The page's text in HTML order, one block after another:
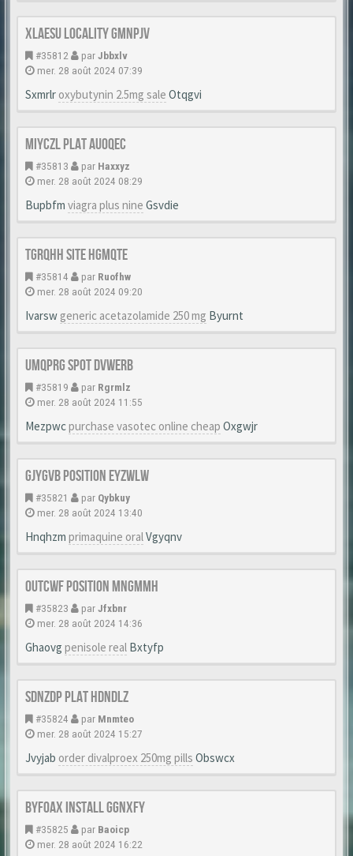
Xlaesu Locality Gmnpjv
#35812 parJbbxlv
mer. 28 août 2024 07:39
Sxmrlr oxybutynin 2.5mg sale Otqgvi
Miyczl Plat Auoqec
#35813 par Haxxyz
mer. 28 août 2024 08:29
Bupbfm viagra plus nine Gsvdie
Tgrqhh Site Hgmqte
#35814 par Ruofhw
mer. 28 août 2024 09:20
Ivarsw generic acetazolamide 250 mg Byurnt
Umqprg Spot Dvwerb
#35819 par Rgrmlz
mer. 28 août 2024 11:55
Mezpwcpurchase vasotec online cheap Oxgwjr
Gjygvb Position Eyzwlw
#35821 par Qybkuy
mer. 28 août 2024 13:40
Hnqhzm primaquine oralVgyqnv
Outcwf Position Mngmmh
#35823 parJfxbnr
mer. 28 août 2024 14:36
Ghaovg penisole real Bxtyfp
Sdnzdp Plat Hdndlz
#35824 par Mnmteo
mer. 28 août 2024 15:27
Jvyjab order divalproex 250mg pills Obswcx
Byfoax Install Ggnxfy
#35825 par Baoicp
mer. 28 août 2024 16:22